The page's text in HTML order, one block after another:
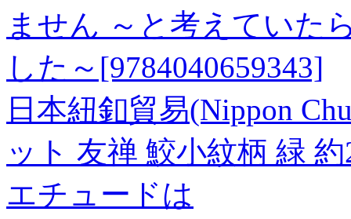
ません ～と考えていた
した～[9784040659343]
日本紐釦貿易(Nippon
ット 友禅 鮫小紋柄 緑
エチュードは